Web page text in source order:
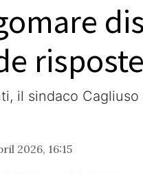
il sindaco
2026, 16:15